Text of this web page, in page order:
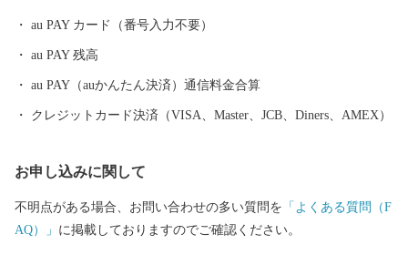
au PAY カード（番号入力不要）
au PAY 残高
au PAY（auかんたん決済）通信料金合算
クレジットカード決済（VISA、Master、JCB、Diners、AMEX）
お申し込みに関して
不明点がある場合、お問い合わせの多い質問を 「よくある質問（F
AQ）」 に掲載しておりますのでご確認ください。